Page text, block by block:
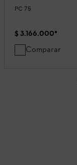
PC 75
$ 3.166.000*
Comparar